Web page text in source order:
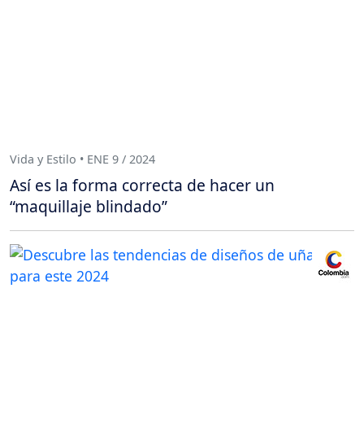
Vida y Estilo • ENE 9 / 2024
Así es la forma correcta de hacer un
“maquillaje blindado”